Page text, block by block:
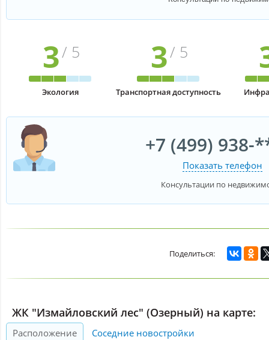
3/ 5
Экология
3/ 5
Транспортная доступность
+7 (499) 938-
Показать телефон
Консультации по
ЖК "Измайловский лес" (Озерный) на карте:
Расположение Соседние новостройки